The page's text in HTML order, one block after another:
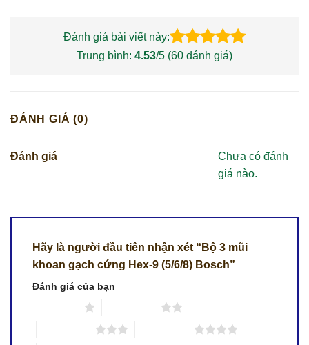
Đánh giá bài viết này:
Trung bình: 4.53/5 (60 đánh giá)
ĐÁNH GIÁ (0)
Đánh giá
Chưa có đánh
giá nào.
Hãy là người đầu tiên nhận xét “Bộ 3 mũi
khoan gạch cứng Hex-9 (5/6/8) Bosch”
Đánh giá của bạn